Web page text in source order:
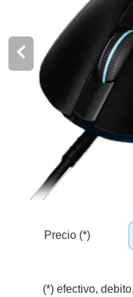
Precio (*)
(*) efectivo,